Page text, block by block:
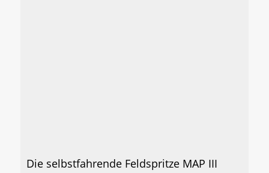
Die selbstfahrende Feldspritze MAP III